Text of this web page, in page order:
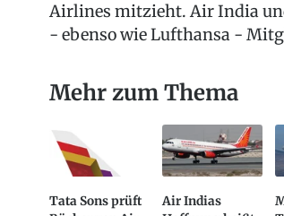
Airlines mitzieht. Air India
- ebenso wie Lufthansa -
Mehr zum Thema
Tata Sons prüft
Air Indias